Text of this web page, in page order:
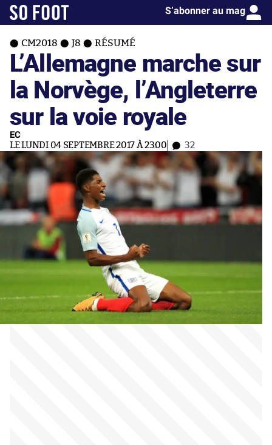
S’abonner au mag
CM2018 J8 RÉSUMÉ
L’Allemagne marche sur
la Norvège, l’Angleterre
sur la voie royale
EC
LE LUNDI 04 SEPTEMBRE 2017 À 23:00 32